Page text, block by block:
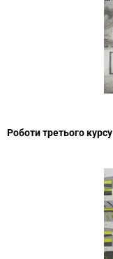
Роботи третього курсу